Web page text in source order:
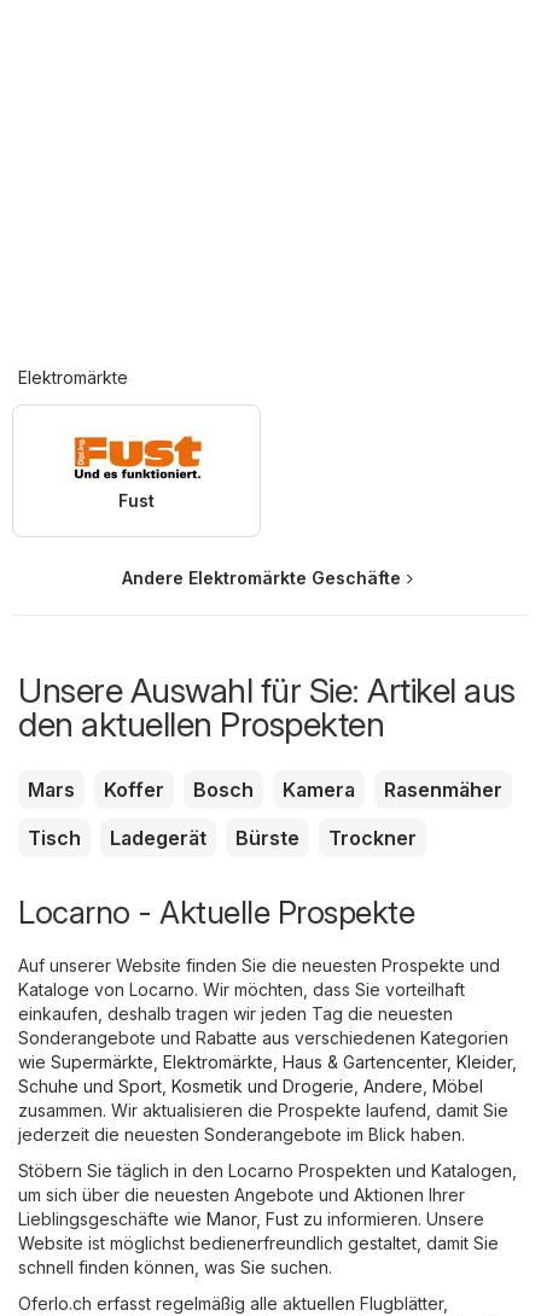
Elektromärkte
Fust
Andere Elektromärkte Geschäfte
Unsere Auswahl für Sie: Artikel aus
den aktuellen Prospekten
Mars Koffer Bosch Kamera
Rasenmäher
Tisch
Ladegerät Bürste Trockner
Locarno - Aktuelle Prospekte
Auf unserer Website finden Sie die neuesten Prospekte und
Kataloge von Locarno. Wir möchten, dass Sie vorteilhaft
einkaufen, deshalb tragen wir jeden Tag die neuesten
Sonderangebote und Rabatte aus verschiedenen Kategorien
wie Supermärkte Elektromärkte Haus & Gartencenter, Kleider,
Schuhe und Sport Kosmetik und Drogerie Andere Möbel
zusammen. Wir aktualisieren die Prospekte laufend, damit Sie
jederzeit die neuesten Sonderangebote im Blick haben.
Stöbern Sie täglich in den Locarno Prospekten und Katalogen,
um sich über die neuesten Angebote und Aktionen Ihrer
Lieblingsgeschäfte wie Manor, Fust zu informieren. Unsere
Website ist möglichst bedienerfreundlich gestaltet, damit Sie
schnell finden können, was Sie suchen.
Oferlo.ch erfasst regelmäßig alle aktuellen Flugblätter,